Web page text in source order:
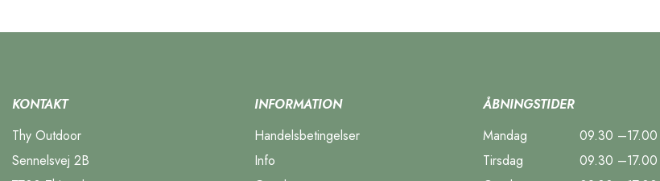
KONTAKT
Thy Outdoor
Sennelsvej 2B
INFORMATION
Handelsbetingelser
Info
ÅBNINGSTIDER
Mandag
09.30 –17.00
Tirsdag
09.30 –17.00